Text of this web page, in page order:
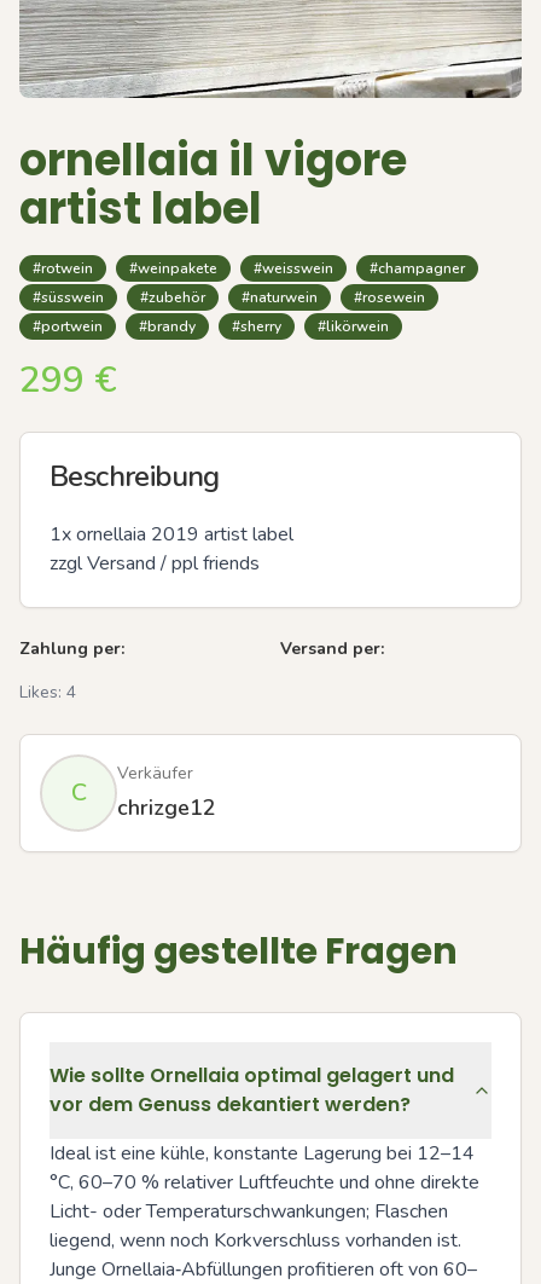
ornellaia il vigore
artist label
#rotwein #weinpakete #weisswein
#champagner
#süsswein
#zubehör #naturwein
#rosewein
#portwein
#brandy #sherry #likörwein
299 €
Beschreibung
1x ornellaia 2019 artist label
zzgl Versand / ppl friends
Zahlung per:
Versand per:
Likes: 4
C
Verkäufer
chrizge12
Häufig gestellte Fragen
Wie sollte Ornellaia optimal gelagert und
vor dem Genuss dekantiert werden?
Ideal ist eine kühle, konstante Lagerung bei 12–14
°C, 60–70 % relativer Luftfeuchte und ohne direkte
Licht- oder Temperaturschwankungen; Flaschen
liegend, wenn noch Korkverschluss vorhanden ist.
Junge Ornellaia‑Abfüllungen profitieren oft von 60–